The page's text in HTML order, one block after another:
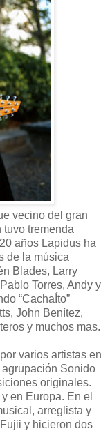
vecino del gran
tremenda
años Lapidus ha
de la música
Blades, Larry
Torres, Andy y
“CachaÍto”
John Benítez,
y muchos mas.
varios artistas en
Sonido
originales.
en Europa. En el
arreglista y
y hicieron dos